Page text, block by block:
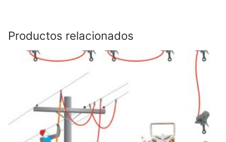
Productos relacionados